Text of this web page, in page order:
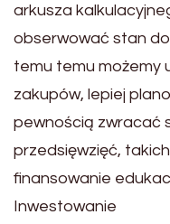
arkusza
obserwować stan
temu temu możemy
zakupów, lepiej
pewnością zwracać
przedsięwzięć,
finansowanie
Inwestowanie